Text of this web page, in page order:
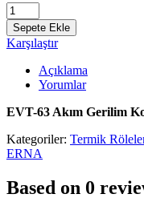
EVT-
63
Akım
Gerilim
Koruma
Rolesi
TERMİK
ER-
quantity
Sepete Ekle
Karşılaştır
Açıklama
Yorumlar
EVT-63 Akım Gerilim
Kategoriler: Termik
ERNA
Based on 0